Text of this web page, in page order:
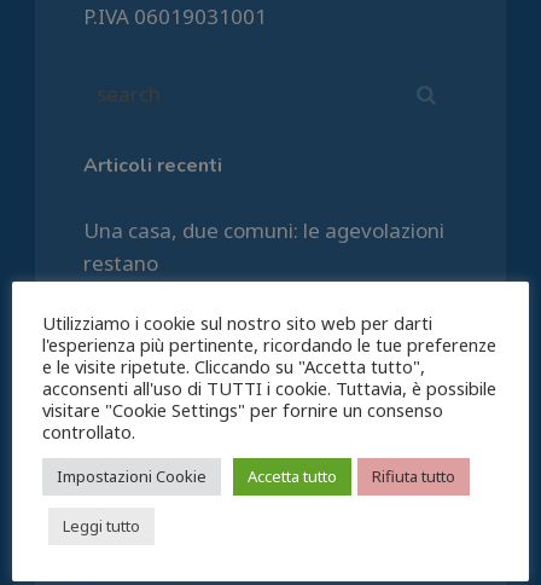
P.IVA 06019031001
Articoli recenti
Una casa, due comuni: le agevolazioni
restano
Supplemento pensione; come
richiederlo
Detrazione posto auto; necessaria la
categoria C/6
figurativi quando valgono e quando no
Utilizziamo i cookie sul nostro sito web per darti
l'esperienza più pertinente, ricordando le tue preferenze
e le visite ripetute. Cliccando su "Accetta tutto",
acconsenti all'uso di TUTTI i cookie. Tuttavia, è possibile
visitare "Cookie Settings" per fornire un consenso
controllato.
Impostazioni Cookie Accetta tutto Rifiuta tutto
Leggi tutto